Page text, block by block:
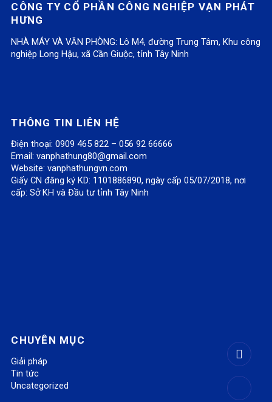
CÔNG TY CỔ PHẦN CÔNG NGHIỆP VẠN PHÁT
HƯNG
NHÀ MÁY VÀ VĂN PHÒNG: Lô M4, đường Trung Tâm, Khu công
nghiệp Long Hậu, xã Cần Giuộc, tỉnh Tây Ninh
THÔNG TIN LIÊN HỆ
Điện thoại: 0909 465 822 – 056 92 66666
Email:vanphathung80@gmail.com
Website:vanphathungvn.com
Giấy CN đăng ký KD: 1101886890, ngày cấp 05/07/2018, nơi
cấp: Sở KH và Đầu tư tỉnh Tây Ninh
CHUYÊN MỤC
Giải pháp
Tin tức
Uncategorized